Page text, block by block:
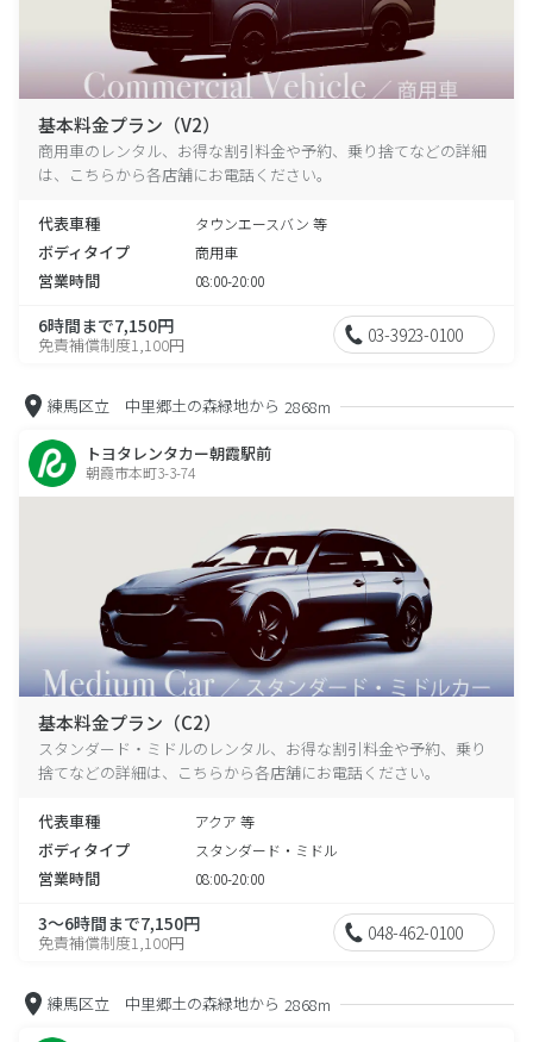
基本料金プラン（V2）
商用車のレンタル、お得な割引料金や予約、乗り捨てなどの詳細
は、こちらから各店舗にお電話ください。
代表車種 タウンエースバン 等
ボディタイプ 商用車
営業時間 08:00-20:00
6時間まで7,150円
免責補償制度1,100円 03-3923-0100
練馬区立 中里郷土の森緑地から 2868m
トヨタレンタカー朝霞駅前
朝霞市本町3-3-74
基本料金プラン（C2）
スタンダード・ミドルのレンタル、お得な割引料金や予約、乗り
捨てなどの詳細は、こちらから各店舗にお電話ください。
代表車種 アクア 等
ボディタイプ スタンダード・ミドル
営業時間 08:00-20:00
3～6時間まで7,150円
免責補償制度1,100円 048-462-0100
練馬区立 中里郷土の森緑地から 2868m